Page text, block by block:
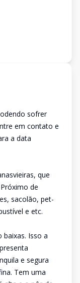
sofrer
em contato e
a data
que
de
sacolão, pet-
e etc.
baixas. Isso a
e segura
Tem uma